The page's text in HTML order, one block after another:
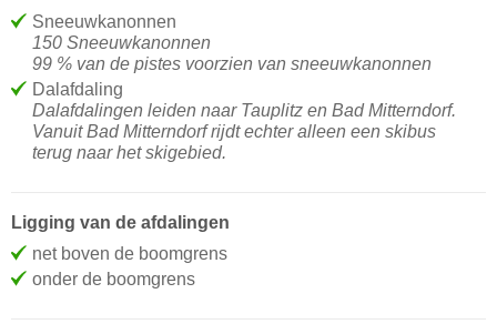
Sneeuwkanonnen
150 Sneeuwkanonnen
99 % van de pistes voorzien van sneeuwkanonnen
Dalafdaling
Dalafdalingen leiden naar Tauplitz en Bad Mitterndorf.
Vanuit Bad Mitterndorf rijdt echter alleen een skibus
terug naar het skigebied.
Ligging van de afdalingen
net boven de boomgrens
onder de boomgrens